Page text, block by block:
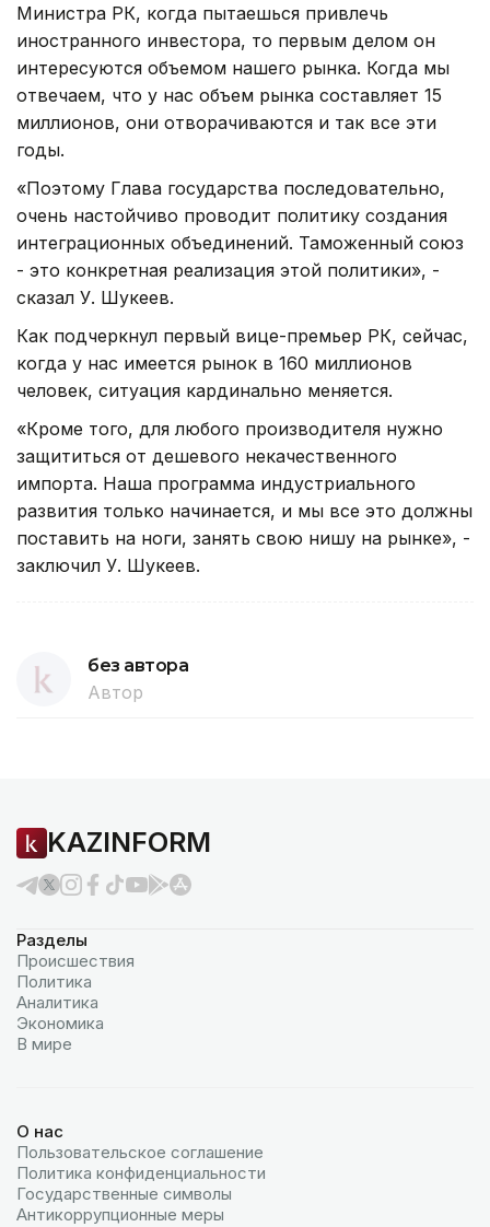
Министра РК, когда пытаешься привлечь
иностранного инвестора, то первым делом он
интересуются объемом нашего рынка. Когда мы
отвечаем, что у нас объем рынка составляет 15
миллионов, они отворачиваются и так все эти
годы.
«Поэтому Глава государства последовательно,
очень настойчиво проводит политику создания
интеграционных объединений. Таможенный союз
- это конкретная реализация этой политики», -
сказал У. Шукеев.
Как подчеркнул первый вице-премьер РК, сейчас,
когда у нас имеется рынок в 160 миллионов
человек, ситуация кардинально меняется.
«Кроме того, для любого производителя нужно
защититься от дешевого некачественного
импорта. Наша программа индустриального
развития только начинается, и мы все это должны
поставить на ноги, занять свою нишу на рынке», -
заключил У. Шукеев.
без автора
Автор
KAZINFORM
Разделы
Происшествия
Политика
Аналитика
Экономика
В мире
О нас
Пользовательское соглашение
Политика конфиденциальности
Государственные символы
Антикоррупционные меры